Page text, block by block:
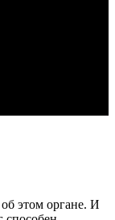
этом органе. И